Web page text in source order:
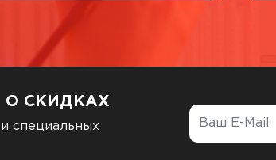
О СКИДКАХ
специальных